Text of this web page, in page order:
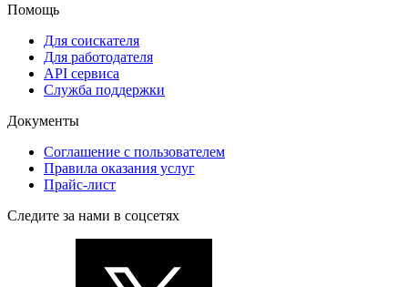
Помощь
Для соискателя
Для работодателя
API сервиса
Служба поддержки
Документы
Соглашение с пользователем
Правила оказания услуг
Прайс-лист
Следите за нами в соцсетях